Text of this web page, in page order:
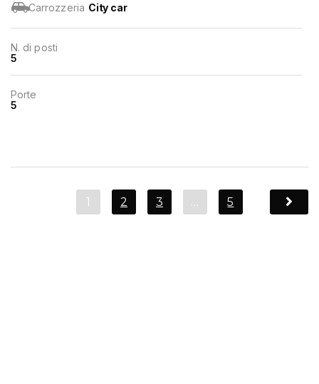
Carrozzeria City car
N. di posti
5
Porte
5
1 2 3 … 5